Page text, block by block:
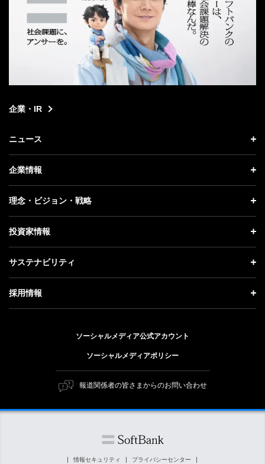
企業・IR
ニュース
ニュース トップ
プレスリリース
更新情報
記者説明会
企業情報
企業情報 トップ
社長メッセージ
事業紹介
ガバナンス
理念・ビジョン・戦略
理念・ビジョン・戦略 トップ
成長戦略「Activate AI for Society」
人材戦略
投資家情報
投資家情報 トップ
経営方針
個人投資家の皆さまへ
株式と社債について
サステナビリティ
サステナビリティ トップ
トップメッセージ
ESG方針・体制
マテリアリティ（重要課題）
ESGの主な取り組み
外部評価・イニシアチブ
採用情報
障がい者採用
ソフトバンク クルー採用
ソーシャルメディア公式アカウント
ソーシャルメディアポリシー
報道関係者の皆さまからのお問い合わせ
情報セキュリティ プライバシーセンター